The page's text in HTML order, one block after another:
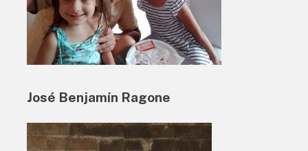
José Benjamín Ragone